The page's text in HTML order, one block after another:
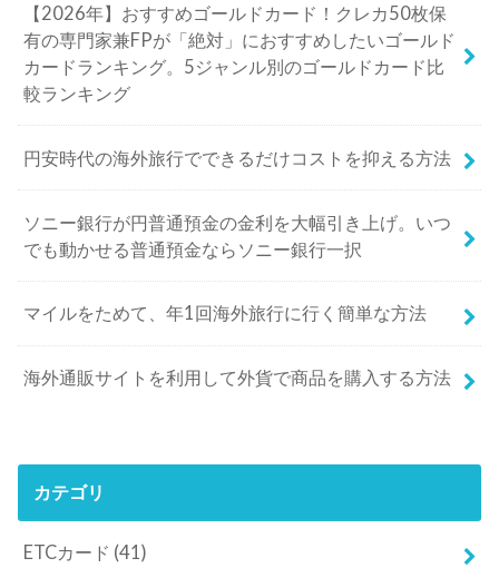
【2026年】おすすめゴールドカード！クレカ50枚保
有の専門家兼FPが「絶対」におすすめしたいゴールド
カードランキング。5ジャンル別のゴールドカード比
較ランキング
円安時代の海外旅行でできるだけコストを抑える方法
ソニー銀行が円普通預金の金利を大幅引き上げ。いつ
でも動かせる普通預金ならソニー銀行一択
マイルをためて、年1回海外旅行に行く簡単な方法
海外通販サイトを利用して外貨で商品を購入する方法
カテゴリ
ETCカード (41)